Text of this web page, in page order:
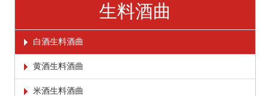
生料酒曲
白酒生料酒曲
黄酒生料酒曲
米酒生料酒曲